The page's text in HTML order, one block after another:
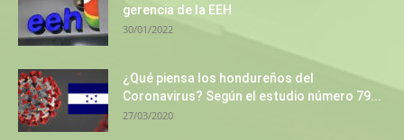
gerencia de la EEH
30/01/2022
¿Qué piensa los hondureños del
Coronavirus? Según el estudio número 79...
27/03/2020